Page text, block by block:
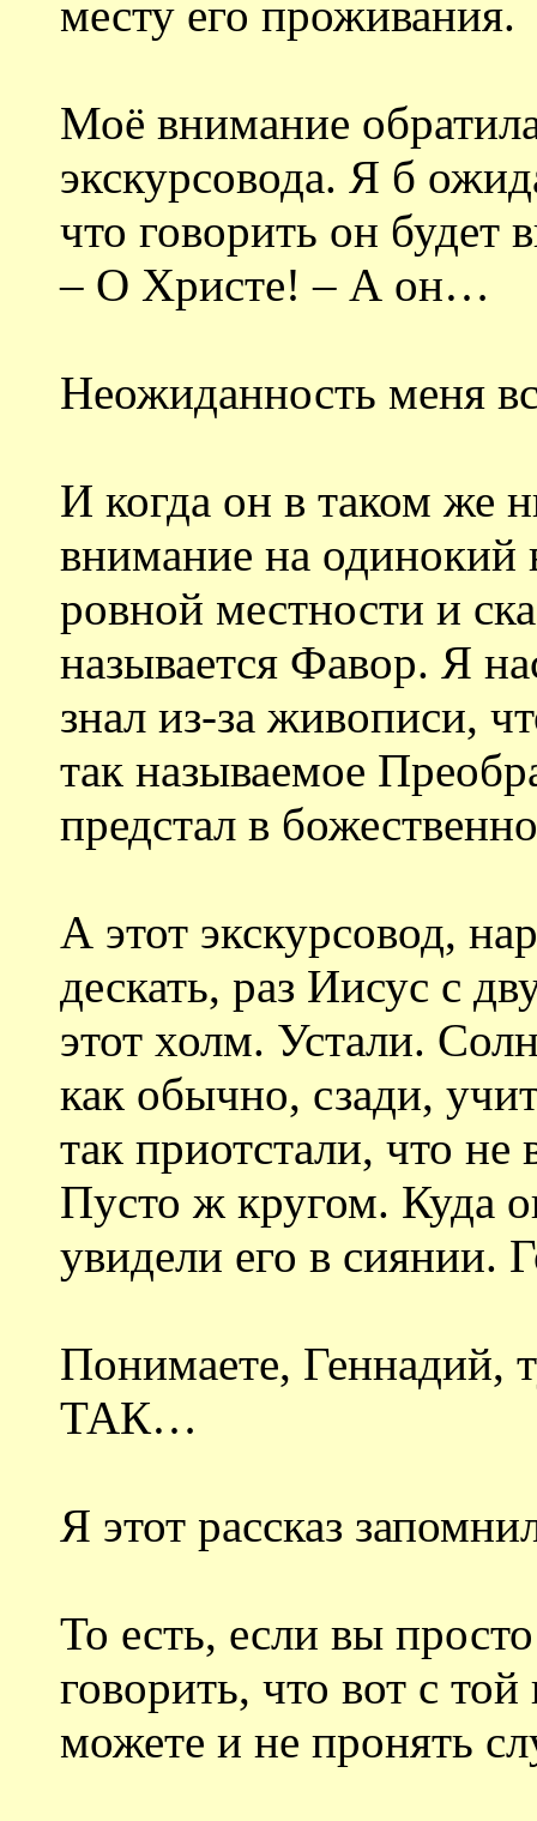
месту его проживания.
Моё внимание
экскурсовода. Я б
что говорить он будет
– О Христе! – А он…
Неожиданность меня
И когда он в таком же
внимание на одинокий
ровной местности и
называется Фавор. Я
знал из-за живописи,
так называемое
предстал в
А этот экскурсовод,
дескать, раз Иисус с
этот холм. Устали.
как обычно, сзади,
так приотстали, что
Пусто ж кругом. Куда
увидели его в сиянии.
Понимаете,
ТАК…
Я этот рассказ
То есть, если вы
говорить, что вот с
можете и не пронять